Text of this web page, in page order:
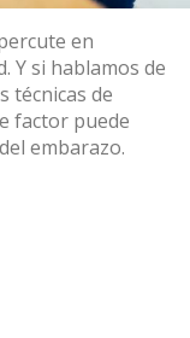
en
Y si hablamos de
técnicas de
factor puede
embarazo.